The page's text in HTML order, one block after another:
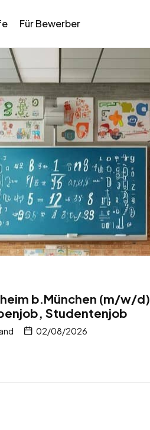
Für Bewerber
b.München (m/w/d)
Studentenjob
02/08/2026